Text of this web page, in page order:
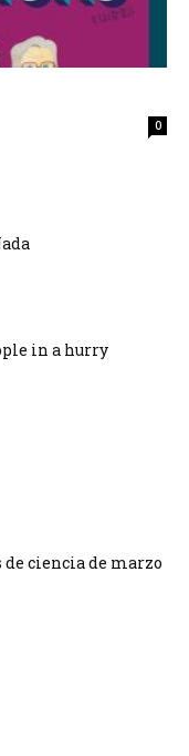
0
in a hurry
de ciencia de marzo